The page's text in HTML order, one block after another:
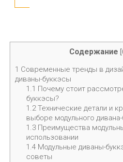
Содержание
1 Современные тренды в
диваны-буккэсы
1.1 Почему стоит
буккэсы?
1.2Технические детали и
выборе модульного
1.3Преимущества
использовании
1.4Модульные диваны-
советы